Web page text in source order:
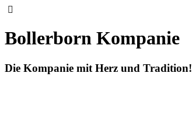
Bollerborn Kompanie
Die Kompanie mit Herz und Tradition!